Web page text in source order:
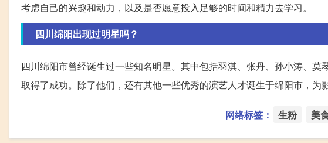
考虑自己的兴趣和动力，以及是否愿意投入足够的时间和精力去学习。
四川绵阳出现过明星吗？
四川绵阳市曾经诞生过一些知名明星。其中包括羽淇、张丹、孙小涛、
取得了成功。除了他们，还有其他一些优秀的演艺人才诞生于绵阳市，为
网络标签： 生粉 美